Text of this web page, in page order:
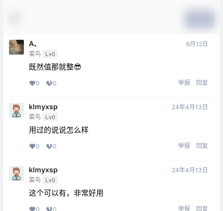
A、
菜鸟 Lv0
6月12日
既然值那就整😎
0 0 举报 回复
klmyxsp
菜鸟 Lv0
24年4月13日
用过的说说怎么样
0 0 举报 回复
klmyxsp
菜鸟 Lv0
24年4月13日
这个可以有，非常好用
0 0 举报 回复